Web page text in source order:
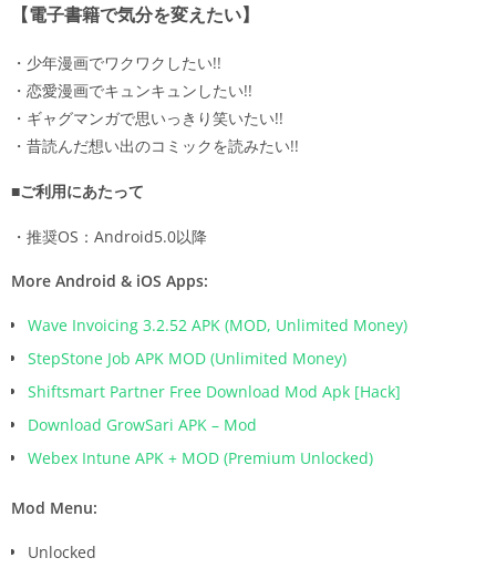
【電子書籍で気分を変えたい】
・少年漫画でワクワクしたい!!
・恋愛漫画でキュンキュンしたい!!
・ギャグマンガで思いっきり笑いたい!!
・昔読んだ想い出のコミックを読みたい!!
■ご利用にあたって
・推奨OS：Android5.0以降
More Android & iOS Apps:
Wave Invoicing 3.2.52 APK (MOD, Unlimited Money)
StepStone Job APK MOD (Unlimited Money)
Shiftsmart Partner Free Download Mod Apk [Hack]
Download GrowSari APK – Mod
Webex Intune APK + MOD (Premium Unlocked)
Mod Menu:
Unlocked